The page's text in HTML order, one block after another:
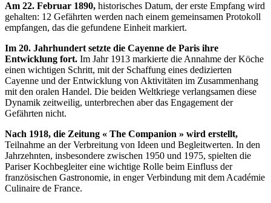
Am 22. Februar 1890, historisches Datum, der erste Empfang wird
gehalten: 12 Gefährten werden nach einem gemeinsamen Protokoll
empfangen, das die gefundene Einheit markiert.
Im 20. Jahrhundert setzte die Cayenne de Paris ihre
Entwicklung fort. Im Jahr 1913 markierte die Annahme der Köche
einen wichtigen Schritt, mit der Schaffung eines dedizierten
Cayenne und der Entwicklung von Aktivitäten im Zusammenhang
mit den oralen Handel. Die beiden Weltkriege verlangsamen diese
Dynamik zeitweilig, unterbrechen aber das Engagement der
Gefährten nicht.
Nach 1918, die Zeitung « The Companion » wird erstellt,
Teilnahme an der Verbreitung von Ideen und Begleitwerten. In den
Jahrzehnten, insbesondere zwischen 1950 und 1975, spielten die
Pariser Kochbegleiter eine wichtige Rolle beim Einfluss der
französischen Gastronomie, in enger Verbindung mit dem Académie
Culinaire de France.